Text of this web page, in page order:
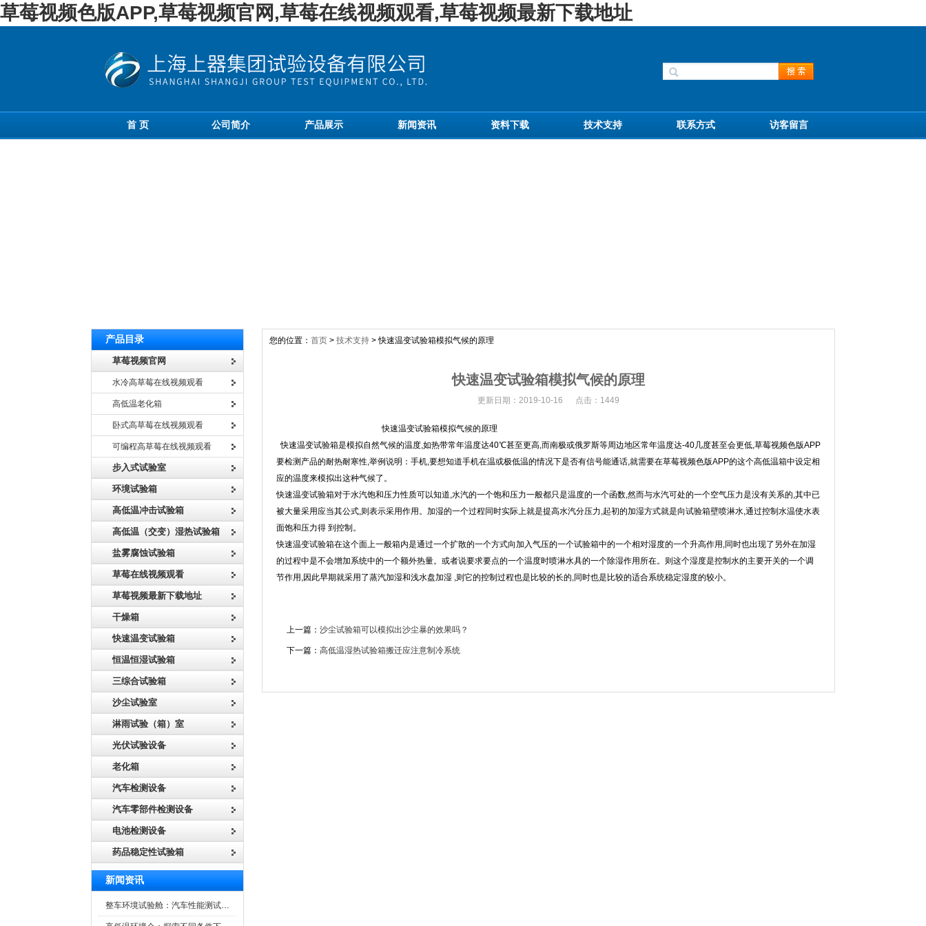
草莓视频色版APP,草莓视频官网,草莓在线视频观看,草莓视频最新下载地址
首 页 公司简介 产品展示 新闻资讯 资料下载 技术支持 联系方式 访客留言
产品目录
草莓视频官网
水冷高草莓在线视频观看
高低温老化箱
卧式高草莓在线视频观看
可编程高草莓在线视频观看
步入式试验室
环境试验箱
高低温冲击试验箱
高低温（交变）湿热试验箱
盐雾腐蚀试验箱
草莓在线视频观看
草莓视频最新下载地址
干燥箱
快速温变试验箱
恒温恒湿试验箱
三综合试验箱
沙尘试验室
淋雨试验（箱）室
光伏试验设备
老化箱
汽车检测设备
汽车零部件检测设备
电池检测设备
药品稳定性试验箱
新闻资讯
整车环境试验舱：汽车性能测试的设备
您的位置： 首页 > 技术支持 > 快速温变试验箱模拟气候的原理
快速温变试验箱模拟气候的原理
更新日期：2019-10-16 点击：1449
快速温变试验箱模拟气候的原理
快速温变试验箱是模拟自然气候的温度,如热带常年温度达40℃甚至更高,而南极或俄罗斯等周边地区常年温度达-40几度甚至会更低,草莓视频色版APP
要检测产品的耐热耐寒性,举例说明：手机,要想知道手机在温或极低温的情况下是否有信号能通话,就需要在草莓视频色版APP的这个高低温箱中设定相
应的温度来模拟出这种气候了。
快速温变试验箱对于水汽饱和压力性质可以知道,水汽的一个饱和压力一般都只是温度的一个函数,然而与水汽可处的一个空气压力是没有关系的,其中已
被大量采用应当其公式,则表示采用作用。加湿的一个过程同时实际上就是提高水汽分压力,起初的加湿方式就是向试验箱壁喷淋水,通过控制水温使水表
面饱和压力得 到控制。
快速温变试验箱在这个面上一般箱内是通过一个扩散的一个方式向加入气压的一个试验箱中的一个相对湿度的一个升高作用,同时也出现了另外在加湿
的过程中是不会增加系统中的一个额外热量。或者说要求要点的一个温度时喷淋水具的一个除湿作用所在。则这个湿度是控制水的主要开关的一个调
节作用,因此早期就采用了蒸汽加湿和浅水盘加湿 ,则它的控制过程也是比较的长的,同时也是比较的适合系统稳定湿度的较小。
上一篇： 沙尘试验箱可以模拟出沙尘暴的效果吗？
下一篇： 高低温湿热试验箱搬迁应注意制冷系统